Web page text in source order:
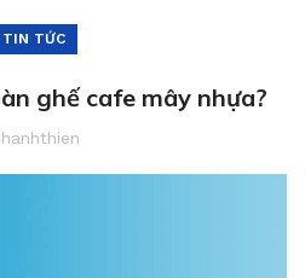
TIN TỨC
ghế cafe mây nhựa?